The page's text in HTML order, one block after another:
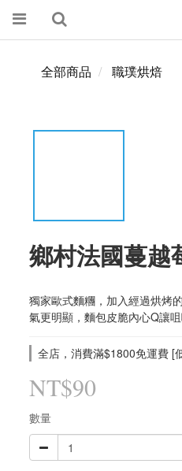
全部商品 職璞烘焙
鄉村法國蔓越
獨家歐式麵糰，加入經過烘烤
氣更明顯，麵包皮脆內心Q讓
全店，消費滿$1800免運費 [
NT$90
數量